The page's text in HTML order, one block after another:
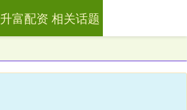
升富配资 相关话题